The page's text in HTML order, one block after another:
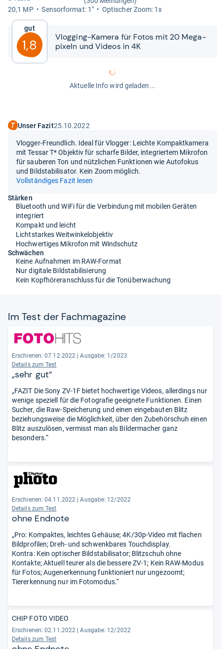
20,1 MP
Sen­sor­for­mat: 1" Opti­scher Zoom: 1x
Gut
1,8
Vlog­ging-​​Kamera für Fotos mit 20 Mega­
pi­xeln und Videos in 4K
Aktuelle Info wird geladen...
Unser Fazit25.10.2022
Vlogger-Freundlich. Ideal für Vlogger: Leichte Kompaktkamera
mit Tessar T* Objektiv für scharfe Bilder, integriertem Mikrofon
für sauberen Ton und nützlichen Funktionen wie Autofokus
und Bildstabilisator. Kein Zoom möglich.
Vollständiges Fazit lesen
Stärken
Bluetooth und WiFi für die Verbindung mit mobilen Geräten
integriert
Kompakt und leicht
Lichtstarkes Weitwinkelobjektiv
Hochwertiges Mikrofon mit Windschutz
Schwächen
Keine Aufnahmen im RAW-Format
Nur digitale Bildstabilisierung
Kein Kopfhöreranschluss für die Tonüberwachung
Im Test der Fach­ma­ga­zine
Erschienen: 07.12.2022 | Ausgabe: 1/2023
Details zum Test
„sehr gut“
„FAZIT Die Sony ZV-1F bietet hochwertige Videos, allerdings nur
wenige speziell für die Fotografie geeignete Funktionen. Einen
Sucher, die Raw-Speicherung und einen eingebauten Blitz
beziehungsweise die Möglichkeit, über den Zubehörschuh einen
Blitz auszulösen, vermisst man als Bildermacher ganz
besonders.“
Erschienen: 04.11.2022 | Ausgabe: 12/2022
Details zum Test
ohne Endnote
„Pro: Kompaktes, leichtes Gehäuse; 4K/30p-Video mit flachen
Bildprofilen; Dreh- und schwenkbares Touchdisplay.
Kontra: Kein optischer Bildstabilisator; Blitzschuh ohne
Kontakte; Aktuell teurer als die bessere ZV-1; Kein RAW-Modus
für Fotos; Augenerkennung funktioniert nur ungezoomt;
Tiererkennung nur im Fotomodus.“
CHIP FOTO VIDEO
Erschienen: 02.11.2022 | Ausgabe: 12/2022
Details zum Test